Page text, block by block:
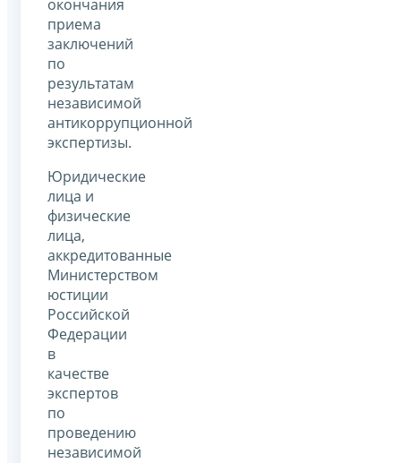
окончания
приема
заключений
по
результатам
независимой
антикоррупционной
экспертизы.
Юридические
лица и
физические
лица,
аккредитованные
Министерством
юстиции
Российской
Федерации
в
качестве
экспертов
по
проведению
независимой